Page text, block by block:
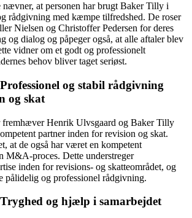
nævner, at personen har brugt Baker Tilly i
rådgivning med kæmpe tilfredshed. De roser
Nielsen og Christoffer Pedersen for deres
og dialog og påpeger også, at alle aftaler blev
vidner om et godt og professionelt
behov bliver taget seriøst.
og stabil rådgivning
og skat
fremhæver Henrik Ulvsgaard og Baker Tilly
partner inden for revision og skat.
at de også har været en kompetent
M&A-proces. Dette understreger
inden for revisions- og skatteområdet, og
pålidelig og professionel rådgivning.
og hjælp i samarbejdet